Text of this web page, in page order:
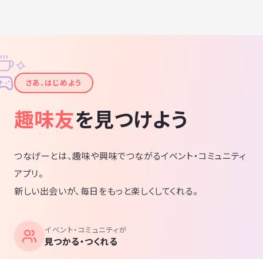
✦
✧
さあ、はじめよう
趣味友を見つけよう
つなげーとは、趣味や興味でつながるイベント・コミュニティ
アプリ。
新しい出会いが、毎日をもっと楽しくしてくれる。
イベント・コミュニティが
見つかる・つくれる